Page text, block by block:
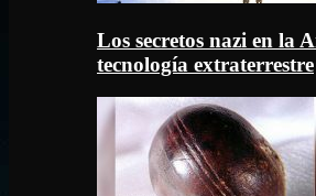
Los secretos nazi en la
tecnología extraterrestre